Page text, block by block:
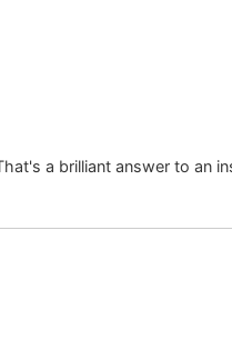
a brilliant answer to an